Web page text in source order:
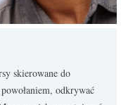
skierowane do
odkrywać